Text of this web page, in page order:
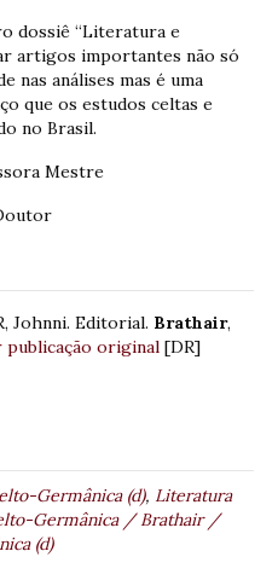
dossiê “Literatura e
artigos importantes não só
nas análises mas é uma
que os estudos celtas e
no Brasil.
Mestre
Johnni. Editorial. Brathair,
publicação original [DR]
Germânica (d), Literatura
Germânica / Brathair /
(d)